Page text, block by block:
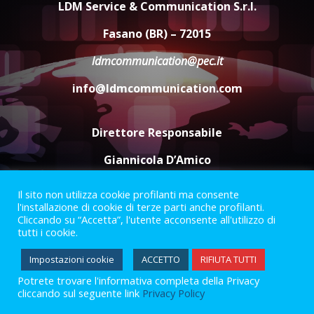
Santis
8 Agosto 2026 07:30
Politiche Giovanili e Mobilità
Sostenibile: premiati gli studenti
universitari del bando “La strada
giusta”
8 Agosto 2026 07:15
LDM Service & Communication S.r.l.
Fasano (BR) – 72015
ldmcommunication@pec.it
info@ldmcommunication.com
Direttore Responsabile
Giannicola D’Amico
Termini e Condizioni
Privacy Policy
Informazioni Legali
Facebook
Instagram
Youtube
2023 © Gofasano|Powered byCreativestudio
Il sito non utilizza cookie profilanti ma consente
l'installazione di cookie di terze parti anche profilanti.
Cliccando su “Accetta”, l'utente acconsente all'utilizzo di
tutti i cookie.
Impostazioni cookie ACCETTO RIFIUTA TUTTI
Potrete trovare l'informativa completa della Privacy
cliccando sul seguente link Privacy Policy